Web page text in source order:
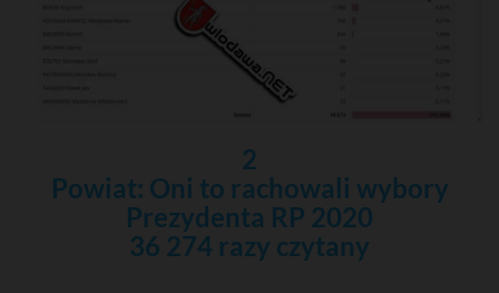
2
Powiat: Oni to rachowali wybory
Prezydenta RP 2020
36 274 razy czytany